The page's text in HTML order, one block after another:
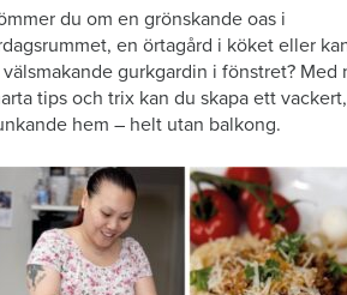
du om en grönskande oas i
en örtagård i köket eller
gurkgardin i fönstret? Med
tips och trix kan du skapa ett vackert,
hem – helt utan balkong.